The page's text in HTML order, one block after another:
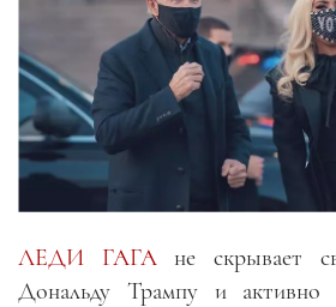
ЛЕДИ ГАГАне скрывает
Дональду Трампу и активно